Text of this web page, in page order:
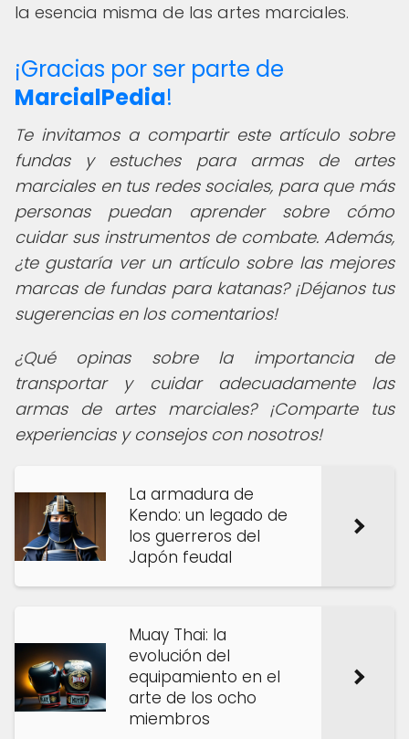
la esencia misma de las artes marciales.
¡Gracias por ser parte de
MarcialPedia!
Te invitamos a compartir este artículo sobre
fundas y estuches para armas de artes
marciales en tus redes sociales, para que más
personas puedan aprender sobre cómo
cuidar sus instrumentos de combate. Además,
¿te gustaría ver un artículo sobre las mejores
marcas de fundas para katanas? ¡Déjanos tus
sugerencias en los comentarios!
¿Qué opinas sobre la importancia de
transportar y cuidar adecuadamente las
armas de artes marciales? ¡Comparte tus
experiencias y consejos con nosotros!
La armadura de
Kendo: un legado de
los guerreros del
Japón feudal
Muay Thai: la
evolución del
equipamiento en el
arte de los ocho
miembros